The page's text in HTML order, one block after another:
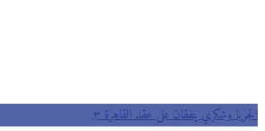
الجربا وشكري يتفقان على عقد القاهرة ٣